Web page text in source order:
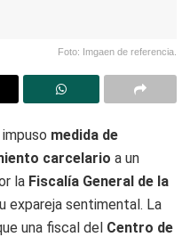
Foto: Imgaen de referencia.
medida de
carcelario a un
la Fiscalía General de la
expareja sentimental. La
una fiscal del Centro de